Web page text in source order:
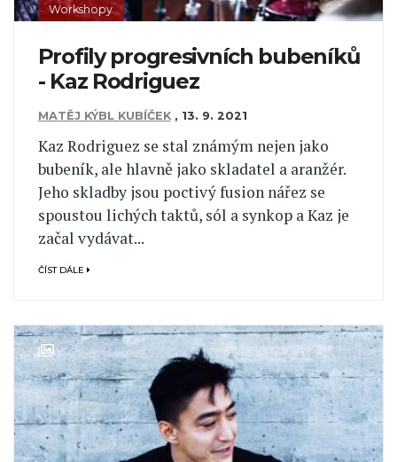
Workshopy
Profily progresivních bubeníků
- Kaz Rodriguez
MATĚJ KÝBL KUBÍČEK , 13. 9. 2021
Kaz Rodriguez se stal známým nejen jako
bubeník, ale hlavně jako skladatel a aranžér.
Jeho skladby jsou poctivý fusion nářez se
spoustou lichých taktů, sól a synkop a Kaz je
začal vydávat...
ČÍST DÁLE